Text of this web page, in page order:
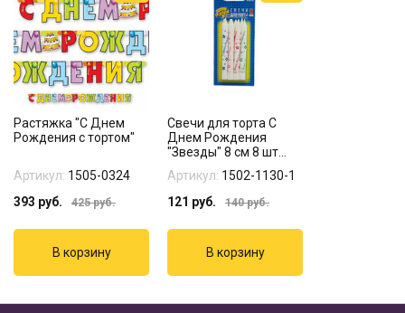
Растяжка "С Днем
Рождения с тортом"
Артикул: 1505-0324
393 руб. 425руб.
Свечи для торта С
Днем Рождения
"Звезды" 8 см 8 шт...
Артикул: 1502-1130-1
121 руб. 140руб.